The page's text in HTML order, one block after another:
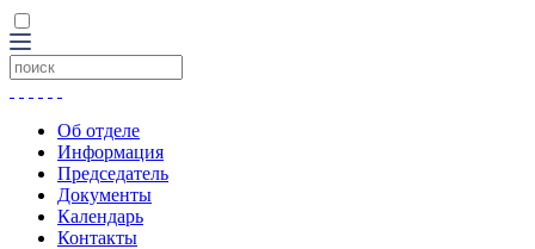
Об отделе
Информация
Председатель
Документы
Календарь
Контакты